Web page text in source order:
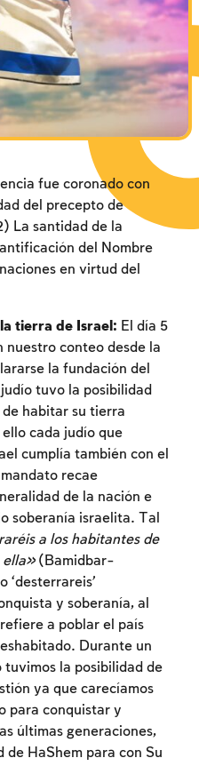
del Templo
fue coronado con
del precepto de
La santidad de la
del Nombre
en virtud del
tierra de Israel: El día 5
nuestro conteo desde la
la fundación del
tuvo la posibilidad
habitar su tierra
cada judío que
cumplía también con el
recae
de la nación e
soberanía israelita. Tal
a los habitantes de
ella»(Bamidbar-
‘desterrareis’
y soberanía, al
a poblar el país
Durante un
tuvimos la posibilidad de
ya que carecíamos
para conquistar y
últimas generaciones,
HaShem para con Su